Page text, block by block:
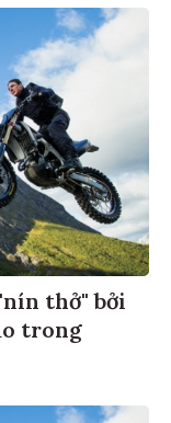
thở" bởi
trong